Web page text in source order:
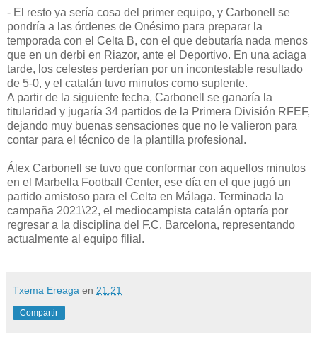
- El resto ya sería cosa del primer equipo, y Carbonell se
pondría a las órdenes de Onésimo para preparar la
temporada con el Celta B, con el que debutaría nada menos
que en un derbi en Riazor, ante el Deportivo. En una aciaga
tarde, los celestes perderían por un incontestable resultado
de 5-0, y el catalán tuvo minutos como suplente.
A partir de la siguiente fecha, Carbonell se ganaría la
titularidad y jugaría 34 partidos de la Primera División RFEF,
dejando muy buenas sensaciones que no le valieron para
contar para el técnico de la plantilla profesional.
Álex Carbonell se tuvo que conformar con aquellos minutos
en el Marbella Football Center, ese día en el que jugó un
partido amistoso para el Celta en Málaga. Terminada la
campaña 2021\22, el mediocampista catalán optaría por
regresar a la disciplina del F.C. Barcelona, representando
actualmente al equipo filial.
Txema Ereaga en 21:21
Compartir